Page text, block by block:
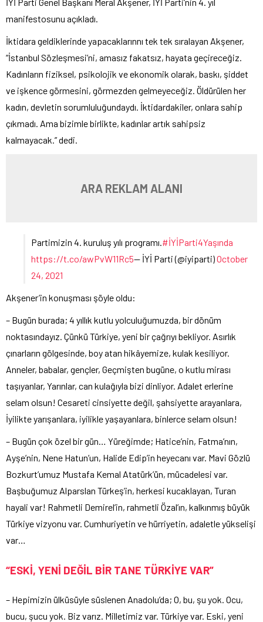
manifestosunu açıkladı.
İktidara geldiklerinde yapacaklarınnı tek tek sıralayan Akşener,
“İstanbul Sözleşmesi’ni, amasız fakatsız, hayata geçireceğiz.
Kadınların fiziksel, psikolojik ve ekonomik olarak, baskı, şiddet
ve işkence görmesini, görmezden gelmeyeceğiz. Öldürülen her
kadın, devletin sorumluluğundaydı. İktidardakiler, onlara sahip
çıkmadı. Ama bizimle birlikte, kadınlar artık sahipsiz
kalmayacak.” dedi.
ARA REKLAM ALANI
Partimizin 4. kuruluş yılı programı. #İYİParti4Yaşında
https://t.co/awPvW11Rc5— İYİ Parti (@iyiparti)October
24, 2021
Akşener’in konuşması şöyle oldu:
– Bugün burada; 4 yıllık kutlu yolculuğumuzda, bir dönüm
noktasındayız. Çünkü Türkiye, yeni bir çağrıyı bekliyor. Asırlık
çınarların gölgesinde, boy atan hikâyemize, kulak kesiliyor.
Anneler, babalar, gençler, Geçmişten bugüne, o kutlu mirası
taşıyanlar, Yarınlar, can kulağıyla bizi dinliyor. Adalet erlerine
selam olsun! Cesareti cinsiyette değil, şahsiyette arayanlara,
İyilikte yarışanlara, iyilikle yaşayanlara, binlerce selam olsun!
– Bugün çok özel bir gün… Yüreğimde; Hatice’nin, Fatma’nın,
Ayşe’nin, Nene Hatun’un, Halide Edip’in heyecanı var. Mavi Gözlü
Bozkurt’umuz Mustafa Kemal Atatürk’ün, mücadelesi var.
Başbuğumuz Alparslan Türkeş’in, herkesi kucaklayan, Turan
hayali var! Rahmetli Demirel’in, rahmetli Özal’ın, kalkınmış büyük
Türkiye vizyonu var. Cumhuriyetin ve hürriyetin, adaletle yükselişi
var…
“ESKİ, YENİ DEĞİL BİR TANE TÜRKİYE VAR”
– Hepimizin ülküsüyle süslenen Anadolu’da; O, bu, şu yok. Ocu,
bucu, şucu yok. Biz varız. Milletimiz var. Türkiye var. Eski, yeni